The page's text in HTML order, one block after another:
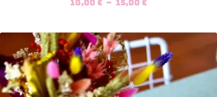
10,00 € – 15,00 €